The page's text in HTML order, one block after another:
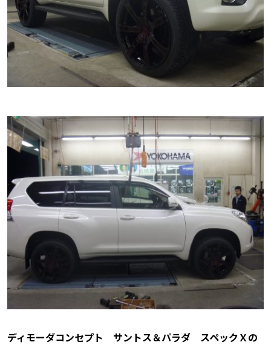
ディモーダコンセプト サントス＆パラダ スペックＸの